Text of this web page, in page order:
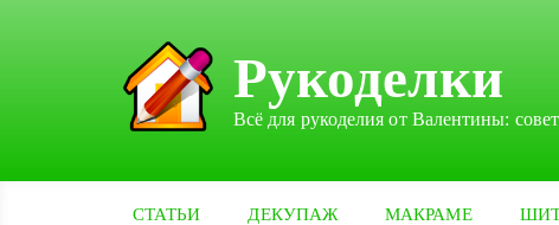
Рукоделки
Всё для рукоделия от Валентины:
СТАТЬИ ДЕКУПАЖ МАКРАМЕ